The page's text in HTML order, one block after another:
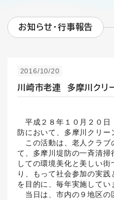
お知らせ・行事報告
2016/10/20
川崎市老連 多摩川クリ
平成２８年１０月２０日
防において、多摩川クリー
この活動は、老人クラブ
て、多摩川堤防の一斉清掃
しての環境美化と美しい街
り、もって社会参加の実践
を目的に、毎年実施してい
当日は、市内の９地区の